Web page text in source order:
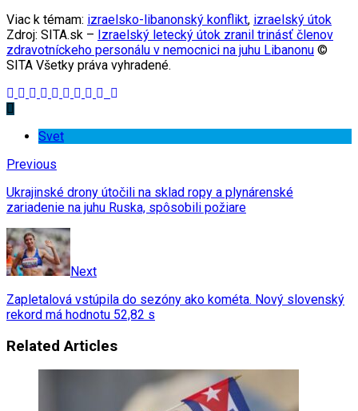
Viac k témam: izraelsko-libanonský konflikt, izraelský útok
Zdroj: SITA.sk – Izraelský letecký útok zranil trinásť členov
zdravotníckeho personálu v nemocnici na juhu Libanonu ©
SITA Všetky práva vyhradené.
Svet
Previous
Ukrajinské drony útočili na sklad ropy a plynárenské
zariadenie na juhu Ruska, spôsobili požiare
Next
Zapletalová vstúpila do sezóny ako kométa. Nový slovenský
rekord má hodnotu 52,82 s
Related Articles